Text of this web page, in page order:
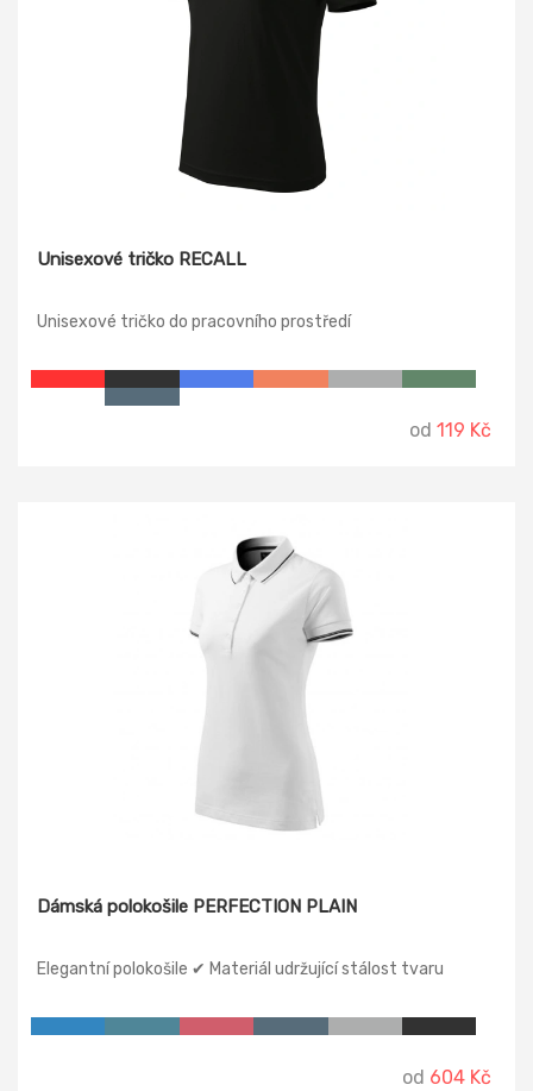
Unisexové tričko RECALL
Unisexové tričko do pracovního prostředí
od 119 Kč
Dámská polokošile PERFECTION PLAIN
Elegantní polokošile ✔ Materiál udržující stálost tvaru
od 604 Kč